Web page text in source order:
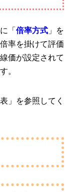
「 倍率方式 」を
率を掛けて評価
価が設定されて
。
」を参照してく